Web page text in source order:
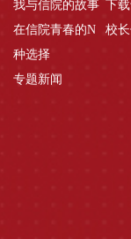
我与信院的故事 下
在信院青春的N
种选择
校
专题新闻